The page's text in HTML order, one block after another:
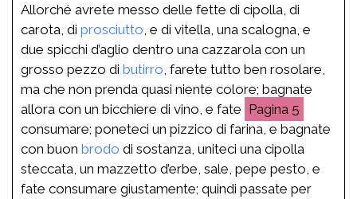
Allorché avrete messo delle fette di cipolla, di
carota, di prosciutto , e di vitella, una scalogna, e
due spicchi d’aglio dentro una cazzarola con un
grosso pezzo di butirro , farete tutto ben rosolare,
ma che non prenda quasi niente colore; bagnate
allora con un bicchiere di vino, e fate
5
consumare; poneteci un pizzico di farina, e bagnate
con buon brodo di sostanza, uniteci una cipolla
steccata, un mazzetto d’erbe, sale, pepe pesto, e
fate consumare giustamente; quindi passate per